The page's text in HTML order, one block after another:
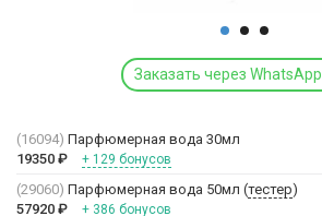
Заказать через WhatsApp
(16094) Парфюмерная вода 30мл
19350 ₽ + 129 бонусов
(29060) Парфюмерная вода 50мл (тестер)
57920 ₽ + 386 бонусов